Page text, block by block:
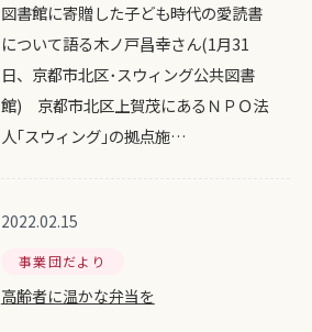
図書館に寄贈した子ども時代の愛読書
について語る木ノ戸昌幸さん(1月31
日、京都市北区･スウィング公共図書
館) 京都市北区上賀茂にあるＮＰＯ法
人｢スウィング｣の拠点施…
2022.02.15
事業団だより
高齢者に温かな弁当を